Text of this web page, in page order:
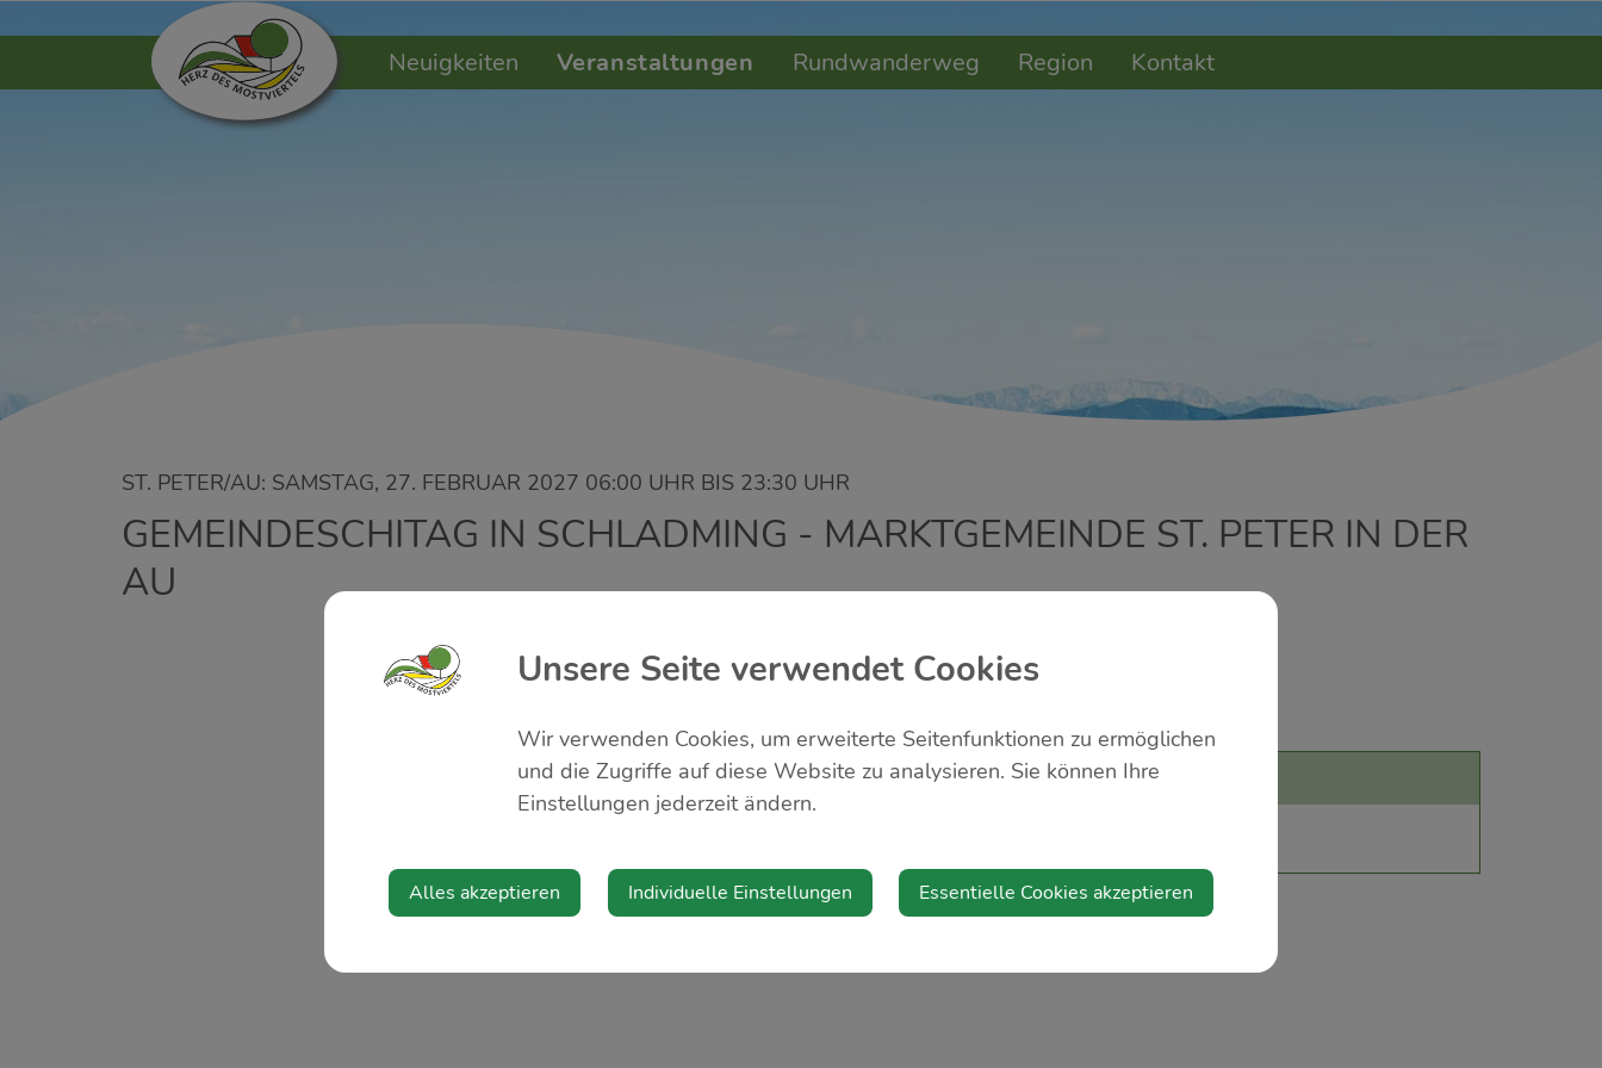
Neuigkeiten Veranstaltungen Rundwanderweg Region Kontakt
ST. PETER/AU: SAMSTAG, 27. FEBRUAR 2027 06:00 UHR BIS 23:30 UHR
GEMEINDESCHITAG IN SCHLADMING - MARKTGEMEINDE ST. PETER IN DER
AU
Veranstalter
Unsere Seite verwendet Cookies
Wir verwenden Cookies, um erweiterte Seitenfunktionen zu ermöglichen
und die Zugriffe auf diese Website zu analysieren. Sie können Ihre
Einstellungen jederzeit ändern.
Alles akzeptieren Individuelle Einstellungen Essentielle Cookies akzeptieren